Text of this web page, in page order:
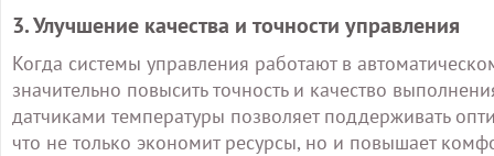
3. Улучшение качества и точности управления
Когда системы управления работают в
значительно повысить точность и качество
датчиками температуры позволяет поддерживать
что не только экономит ресурсы, но и повышает